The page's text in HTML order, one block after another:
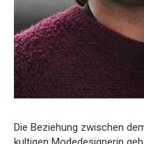
Die Beziehung zwischen